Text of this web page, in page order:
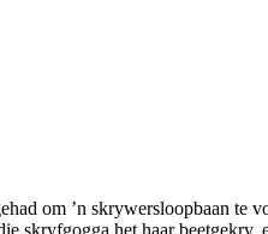
om ’n skrywersloopbaan te
skryfgogga het haar beetgekry,